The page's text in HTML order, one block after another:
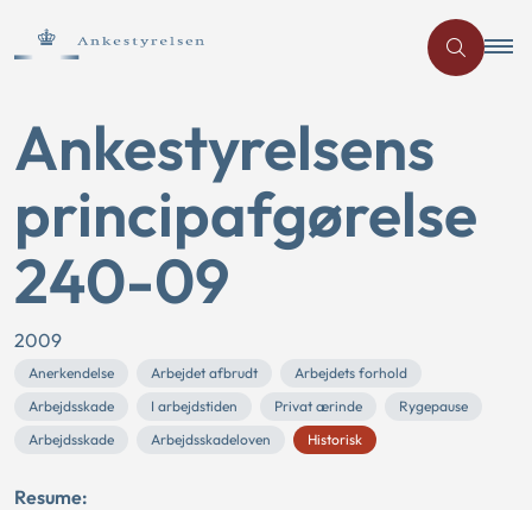
Ankestyrelsens
principafgørelse
240-09
2009
Anerkendelse Arbejdet afbrudt
Arbejdets forhold
Arbejdsskade
I arbejdstiden Privat ærinde
Rygepause
Arbejdsskade
Arbejdsskadeloven Historisk
Resume: